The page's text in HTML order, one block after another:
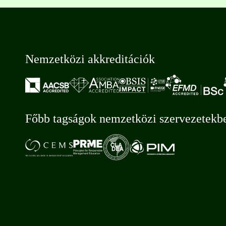
Nemzetközi akkreditációk
Főbb tagságok nemzetközi